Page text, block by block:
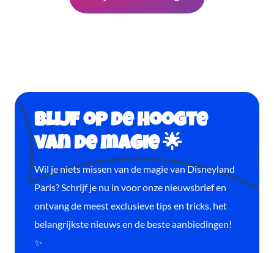
Blijf op de hoogte
van de magie 🌟
Wil je niets missen van de magie van Disneyland
Paris? Schrijf je nu in voor onze nieuwsbrief en
ontvang de meest exclusieve tips en tricks, het
belangrijkste nieuws en de beste aanbiedingen!
✨